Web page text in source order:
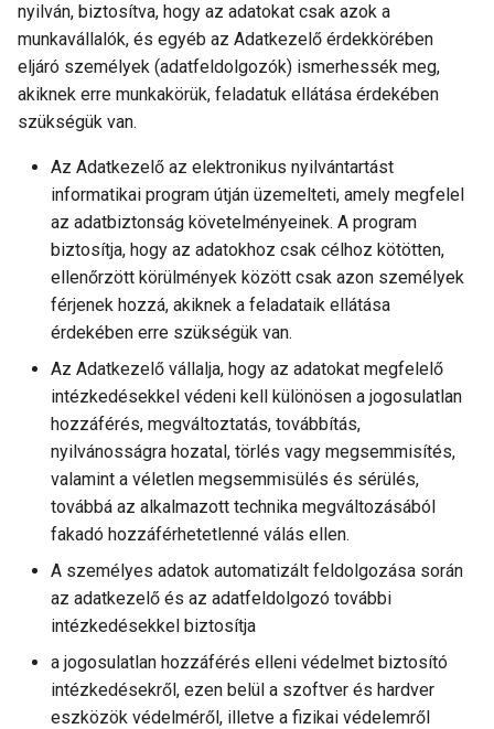
nyilván, biztosítva, hogy az adatokat csak azok a
munkavállalók, és egyéb az Adatkezelő érdekkörében
eljáró személyek (adatfeldolgozók) ismerhessék meg,
akiknek erre munkakörük, feladatuk ellátása érdekében
szükségük van.
Az Adatkezelő az elektronikus nyilvántartást
informatikai program útján üzemelteti, amely megfelel
az adatbiztonság követelményeinek. A program
biztosítja, hogy az adatokhoz csak célhoz kötötten,
ellenőrzött körülmények között csak azon személyek
férjenek hozzá, akiknek a feladataik ellátása
érdekében erre szükségük van.
Az Adatkezelő vállalja, hogy az adatokat megfelelő
intézkedésekkel védeni kell különösen a jogosulatlan
hozzáférés, megváltoztatás, továbbítás,
nyilvánosságra hozatal, törlés vagy megsemmisítés,
valamint a véletlen megsemmisülés és sérülés,
továbbá az alkalmazott technika megváltozásából
fakadó hozzáférhetetlenné válás ellen.
A személyes adatok automatizált feldolgozása során
az adatkezelő és az adatfeldolgozó további
intézkedésekkel biztosítja
a jogosulatlan hozzáférés elleni védelmet biztosító
intézkedésekről, ezen belül a szoftver és hardver
eszközök védelméről, illetve a fizikai védelemről